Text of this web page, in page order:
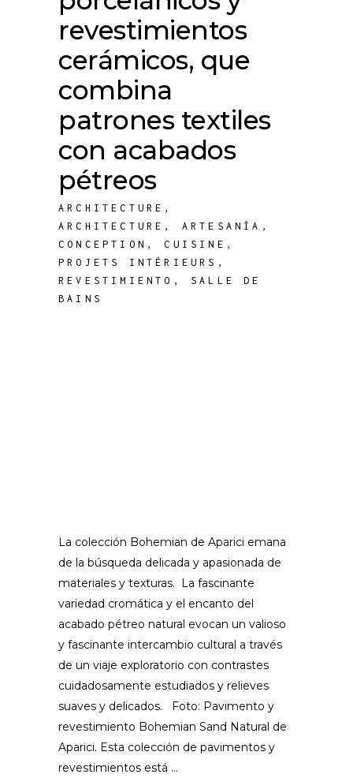
revestimientos
cerámicos, que
combina
patrones textiles
con acabados
pétreos
ARCHITECTURE ,
ARCHITECTURE , ARTESANÍA ,
CONCEPTION ,CUISINE ,
PROJETS INTÉRIEURS ,
REVESTIMIENTO , SALLE DE
BAINS
La colección Bohemian de Aparici emana
de la búsqueda delicada y apasionada de
materiales y texturas. La fascinante
variedad cromática y el encanto del
acabado pétreo natural evocan un valioso
y fascinante intercambio cultural a través
de un viaje exploratorio con contrastes
cuidadosamente estudiados y relieves
suaves y delicados. Foto: Pavimento y
revestimiento Bohemian Sand Natural de
Aparici. Esta colección de pavimentos y
revestimientos está